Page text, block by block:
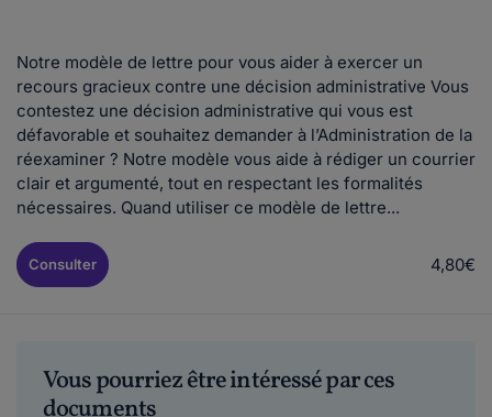
Notre modèle de lettre pour vous aider à exercer un
recours gracieux contre une décision administrative Vous
contestez une décision administrative qui vous est
défavorable et souhaitez demander à l’Administration de la
réexaminer ? Notre modèle vous aide à rédiger un courrier
clair et argumenté, tout en respectant les formalités
nécessaires. Quand utiliser ce modèle de lettre...
Consulter 4,80€
Vous pourriez être intéressé par ces
documents